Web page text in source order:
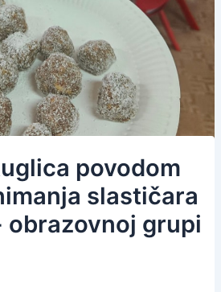
povodom
slastičara
obrazovnoj grupi